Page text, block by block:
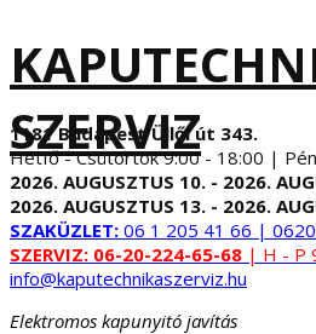
SZERVIZ
1181 Budapest Üllői út 343.
Hétfő - Csütörtök 9:00 - 18:00 |
2026. AUGUSZTUS 10. - 2026.
2026. AUGUSZTUS 13. - 2026.
SZAKÜZLET: 06 1 205 41 66 |
SZERVIZ: 06-20-224-65-68 | H - P
info@kaputechnikaszerviz.hu
Elektromos kapunyitó javítás